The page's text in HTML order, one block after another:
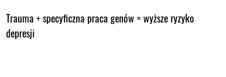
Trauma + specyficzna praca genów = wyższe ryzyko
depresji